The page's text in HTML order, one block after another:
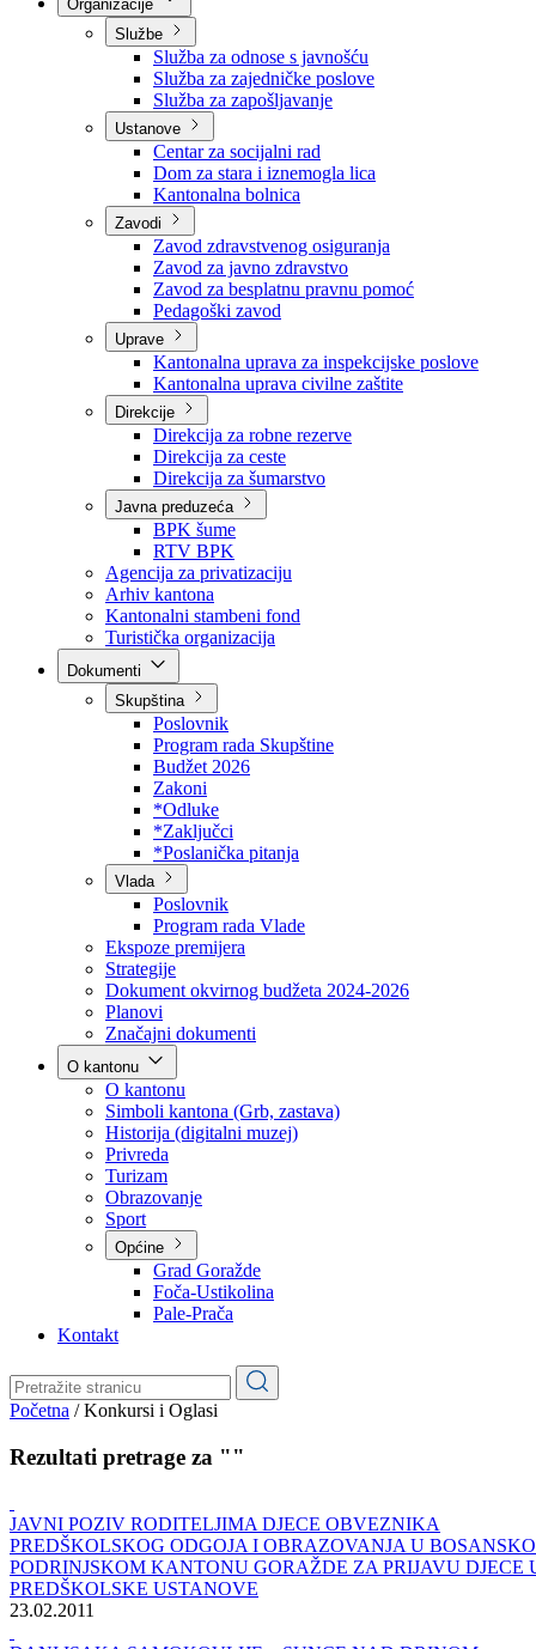
Nadležnosti
Sjednice Vlade
Službe
Služba za odnose s javnošću
Služba za zajedničke poslove
Služba za zapošljavanje
Ustanove
Centar za socijalni rad
Dom za stara i iznemogla lica
Kantonalna bolnica
Zavodi
Zavod zdravstvenog osiguranja
Zavod za javno zdravstvo
Zavod za besplatnu pravnu pomoć
Pedagoški zavod
Uprave
Kantonalna uprava za inspekcijske poslove
Kantonalna uprava civilne zaštite
Direkcije
Direkcija za robne rezerve
Direkcija za ceste
Direkcija za šumarstvo
Javna preduzeća
BPK šume
RTV BPK
Agencija za privatizaciju
Arhiv kantona
Kantonalni stambeni fond
Turistička organizacija
Skupština
Poslovnik
Program rada Skupštine
Budžet 2026
Zakoni
*Odluke
*Zaključci
*Poslanička pitanja
Vlada
Poslovnik
Program rada Vlade
Ekspoze premijera
Strategije
Dokument okvirnog budžeta 2024-2026
Planovi
Značajni dokumenti
O kantonu
O kantonu
Simboli kantona (Grb, zastava)
Historija (digitalni muzej)
Privreda
Turizam
Obrazovanje
Općine
Pale-Prača
Kontakt
Konkursi i Oglasi
Rezultati pretrage za ""